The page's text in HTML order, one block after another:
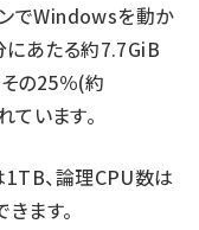
でWindowsを動か
にあたる約7.7GiB
その25％(約
います。
1TB、論理CPU数は
ます。